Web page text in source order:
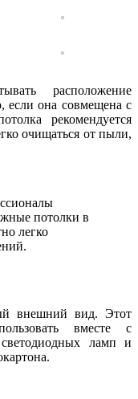
расположение
если она совмещена с
рекомендуется
очищаться от пыли,
потолки в
легко
внешний вид. Этот
вместе с
ламп и